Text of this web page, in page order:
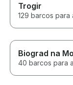
Trogir
129 barcos para
Biograd na
40 barcos para